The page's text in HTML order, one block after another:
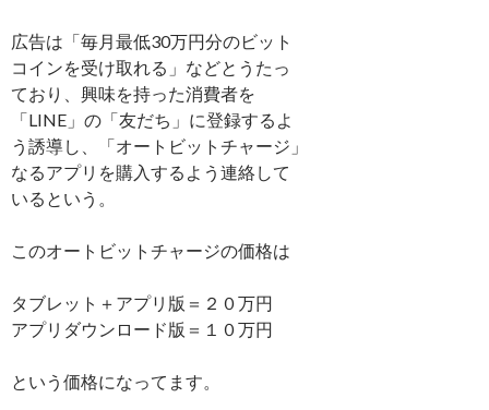
広告は「毎月最低30万円分のビット
コインを受け取れる」などとうたっ
ており、興味を持った消費者を
「LINE」の「友だち」に登録するよ
う誘導し、「オートビットチャージ」
なるアプリを購入するよう連絡して
いるという。
このオートビットチャージの価格は
タブレット＋アプリ版＝２０万円
アプリダウンロード版＝１０万円
という価格になってます。